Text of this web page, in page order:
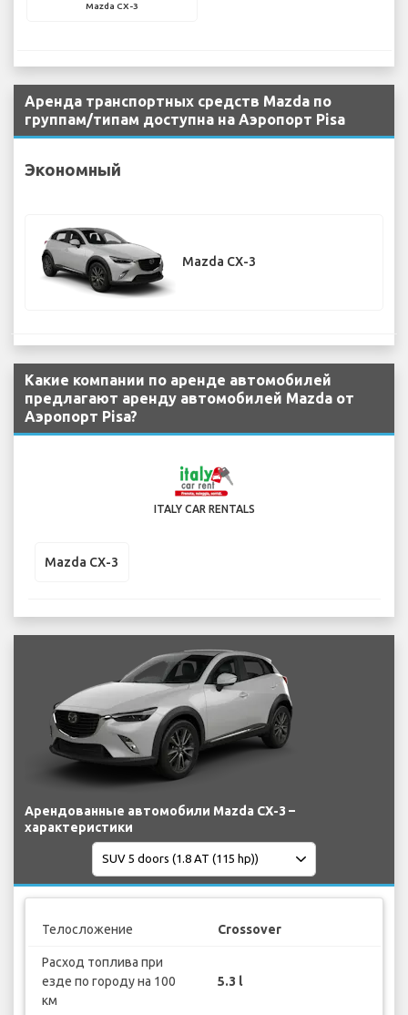
Mazda CX-3
Аренда транспортных средств Mazda по
группам/типам доступна на Аэропорт Pisa
Экономный
Mazda CX-3
Какие компании по аренде автомобилей
предлагают аренду автомобилей Mazda от
Аэропорт Pisa?
ITALY CAR RENTALS
Mazda CX-3
Арендованные автомобили Mazda CX-3 –
характеристики
Телосложение Crossover
Расход топлива при
езде по городу на 100
км
5.3 l